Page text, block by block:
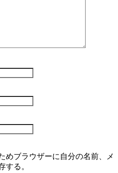
めブラウザーに自分の名前、メ
する。